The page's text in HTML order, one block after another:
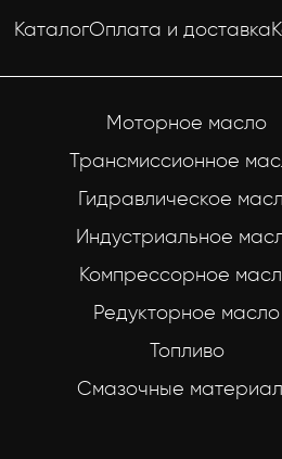
КаталогОплата и доставка
Моторное масло
Трансмиссионное
Гидравлическое
Индустриальное
Компрессорное
Редукторное масло
Топливо
Смазочные